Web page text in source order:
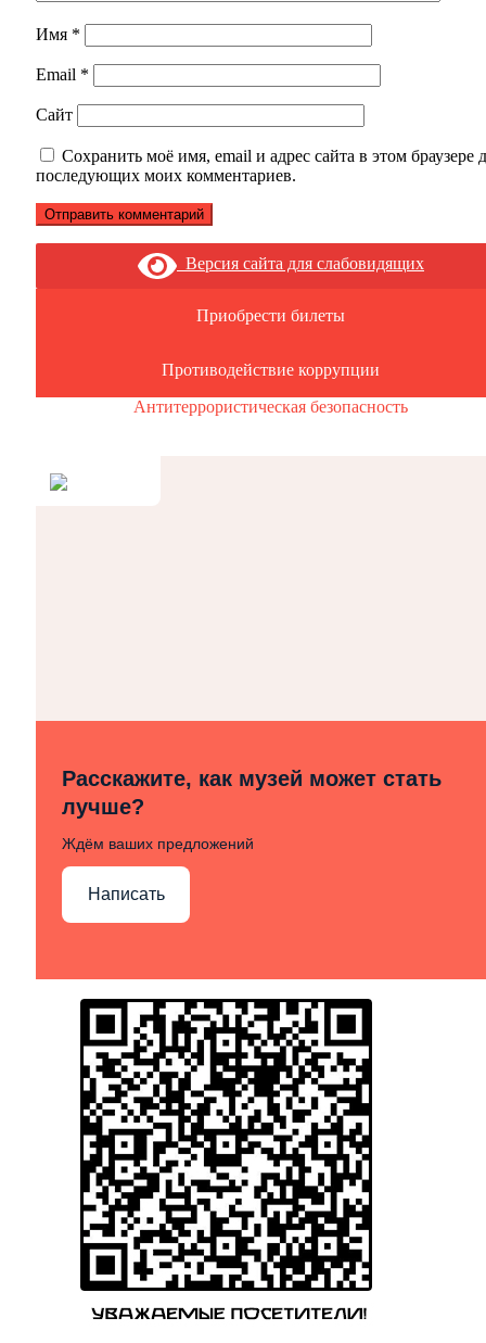
Имя *
Email *
Сайт
Сохранить моё имя, email и адрес сайта в этом браузере
последующих моих комментариев.
Версия сайта для слабовидящих
Приобрести билеты
Противодействие коррупции
Антитеррористическая безопасность
Расскажите, как музей может стать
лучше?
Ждём ваших предложений
Написать